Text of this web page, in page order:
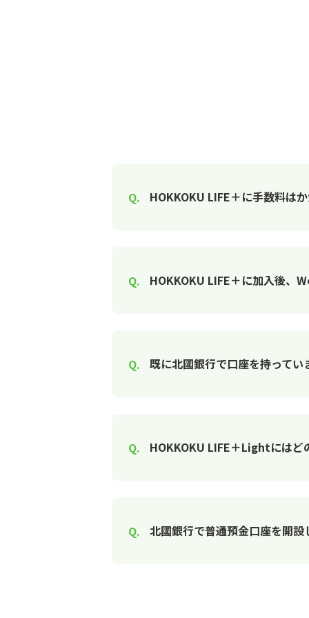
HOKKOKU LIFE＋に手数料は
HOKKOKU LIFE＋に加入後、
既に北國銀行で口座を持って
HOKKOKU LIFE＋Lightにはど
北國銀行で普通預金口座を開設